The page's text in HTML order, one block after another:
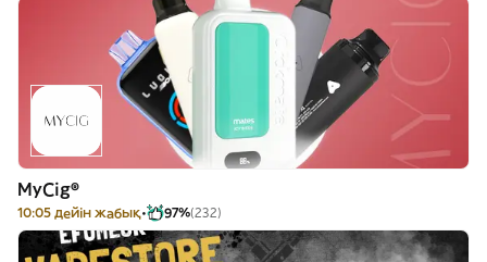
MyCig®
10:05 дейін жабық 97%(232)